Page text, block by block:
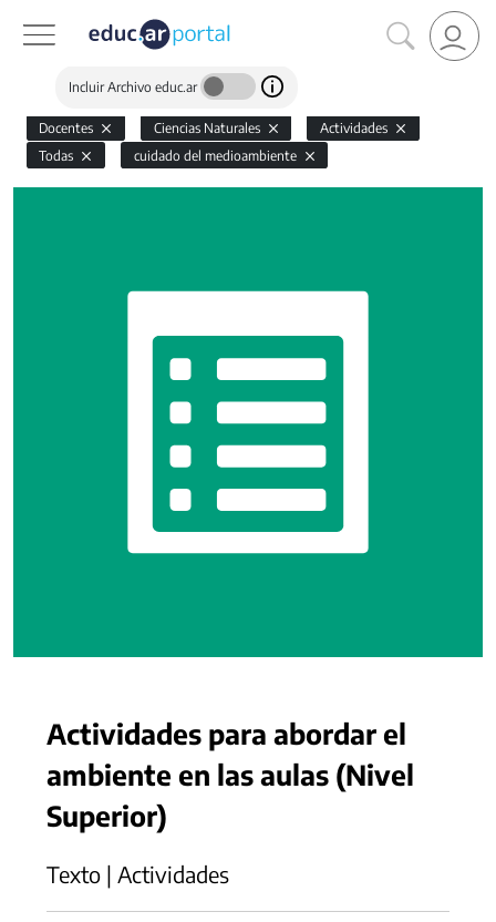
Incluir Archivo educ.ar
Docentes Ciencias Naturales
Actividades
Todas
cuidado del medioambiente
Actividades para abordar el
ambiente en las aulas (Nivel
Superior)
Texto | Actividades